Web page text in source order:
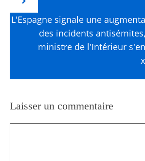
L'Espagne signale une
des incidents
ministre de l'Intérieur
Laisser un commentaire